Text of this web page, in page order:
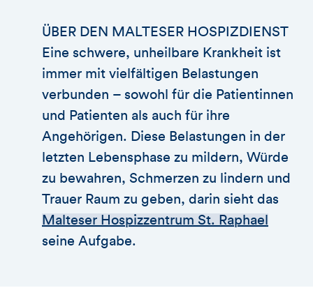
ÜBER DEN MALTESER HOSPIZDIENST
Eine schwere, unheilbare Krankheit ist
immer mit vielfältigen Belastungen
verbunden – sowohl für die Patientinnen
und Patienten als auch für ihre
Angehörigen. Diese Belastungen in der
letzten Lebensphase zu mildern, Würde
zu bewahren, Schmerzen zu lindern und
Trauer Raum zu geben, darin sieht das
Malteser Hospizzentrum St. Raphael
seine Aufgabe.